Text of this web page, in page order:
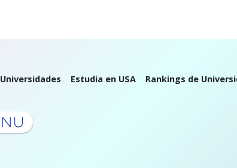
Universidades Estudia en USA Rankings de